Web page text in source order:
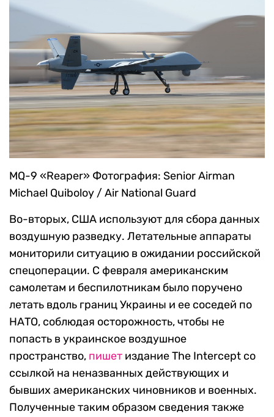
MQ-9 «Reaper» Фотография: Senior Airman
Michael Quiboloy / Air National Guard
Во-вторых, США используют для сбора данных
воздушную разведку. Летательные аппараты
мониторили ситуацию в ожидании российской
спецоперации. С февраля американским
самолетам и беспилотникам было поручено
летать вдоль границ Украины и ее соседей по
НАТО, соблюдая осторожность, чтобы не
попасть в украинское воздушное
пространство, пишет издание The Intercept со
ссылкой на неназванных действующих и
бывших американских чиновников и военных.
Полученные таким образом сведения также